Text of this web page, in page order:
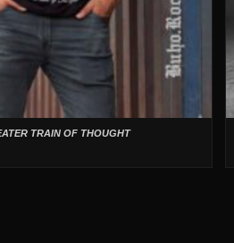
TRAIN OF THOUGHT